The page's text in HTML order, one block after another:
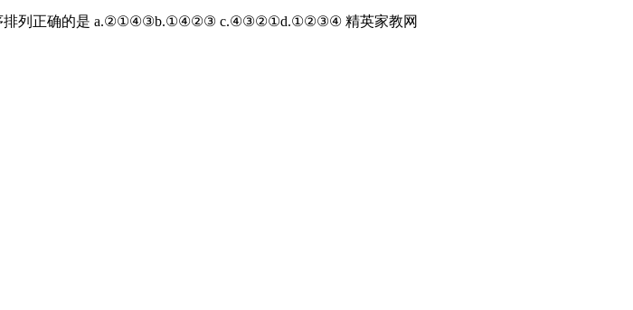
顺序排列正确的是 a.②①④③b.①④②③ c.④③②①d.①②③④ 精英家教网